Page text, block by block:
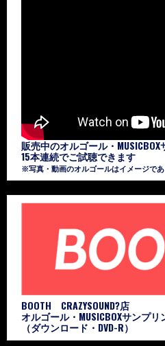
販売中のオルゴール・
15本連続でご試聴できます
※写真・動画のオルゴールはイメージで
BOOTH CRAZYSOUND?店
オルゴール・MUSICBOXサンプリ
（ダウンロード・DVD-R）